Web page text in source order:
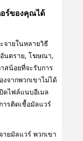
อร์ของคุณได้
จายในหลายวิธี
นตราย, โฆษณา,
สน้อยที่จะรับการ
จากพวกเขาไม่ได้
ดไฟล์แนบอีเมล
รติดเชื้อมัลแวร์
ายมัลแวร์ พวกเขา